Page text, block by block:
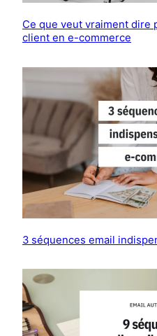
Ce que veut vraiment dire
client en e-commerce
3 séquences email